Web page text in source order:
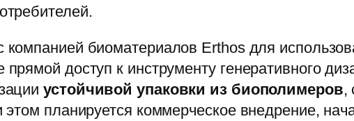
компанией биоматериалов Erthos для
доступ к инструменту генеративного
устойчивой упаковки из биополимеров,
этом планируется коммерческое внедрение,